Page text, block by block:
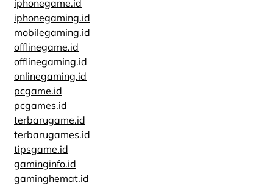
iphonegame.id
iphonegaming.id
mobilegaming.id
offlinegame.id
offlinegaming.id
onlinegaming.id
pcgame.id
pcgames.id
terbarugame.id
terbarugames.id
tipsgame.id
gaminginfo.id
gaminghemat.id